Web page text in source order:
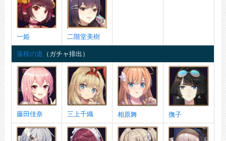
一姫 二階堂美樹
落桜の道 （ガチャ排出）
藤田佳奈 三上千織 相原舞 撫子